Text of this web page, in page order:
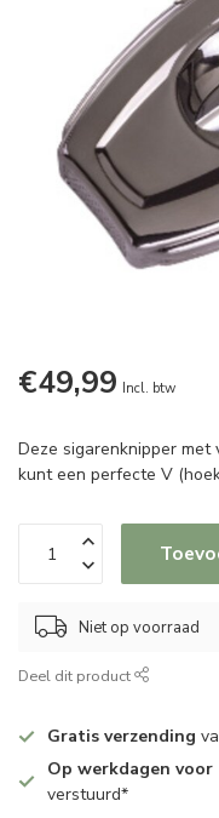
€49,99 Incl. btw
Deze sigarenknipper met
kunt een perfecte V
Niet op voorraad
Deel dit product
Gratis verzending
Op werkdagen voor
verstuurd*